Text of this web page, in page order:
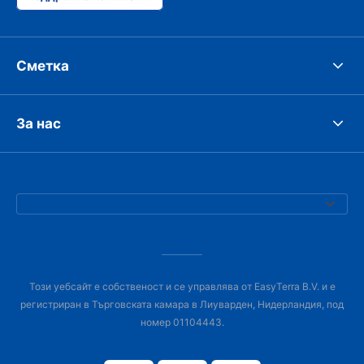
Сметка
За нас
Този уебсайт е собственост и се управлява от EasyTerra B.V. и е
регистриран в Търговската камара в Лиуварден, Нидерландия, под
номер 01104443.